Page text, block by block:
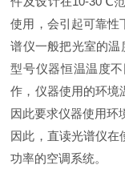
使用，会引起可靠性
谱仪一般把光室的
型号仪器恒温温度
作，仪器使用的环境
因此要求仪器使用环
因此，直读光谱仪在
功率的空调系统。